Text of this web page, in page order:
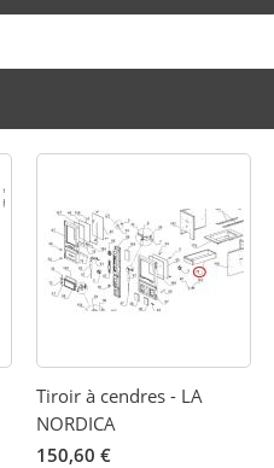
Tiroir à cendres - LA
NORDICA
150,60 €